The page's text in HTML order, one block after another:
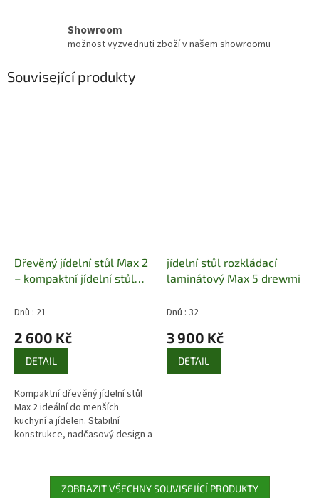
Showroom
možnost vyzvednuti zboží v našem showroomu
Související produkty
Dřevěný jídelní stůl Max 2
– kompaktní jídelní stůl
Dnů : 21
2 600 Kč
DETAIL
Kompaktní dřevěný jídelní stůl
Max 2 ideální do menších
kuchyní a jídelen. Stabilní
konstrukce, nadčasový design a
jídelní stůl rozkládací
laminátový Max 5 drewmi
Dnů : 32
3 900 Kč
DETAIL
ZOBRAZIT VŠECHNY SOUVISEJÍCÍ PRODUKTY